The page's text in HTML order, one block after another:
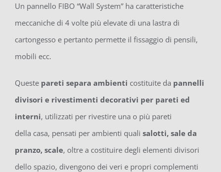
Un pannello FIBO “Wall System” ha caratteristiche
meccaniche di 4 volte più elevate di una lastra di
cartongesso e pertanto permette il fissaggio di pensili,
mobili ecc.
Queste pareti separa ambienti costituite da pannelli
divisori e rivestimenti decorativi per pareti ed
interni, utilizzati per rivestire una o più pareti
della casa, pensati per ambienti quali salotti, sale da
pranzo, scale, oltre a costituire degli elementi divisori
dello spazio, divengono dei veri e propri complementi